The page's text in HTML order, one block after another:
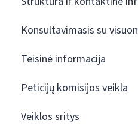
Konsultavimasis su
Teisinė informacija
Peticijų komisijos veikla
Veiklos sritys